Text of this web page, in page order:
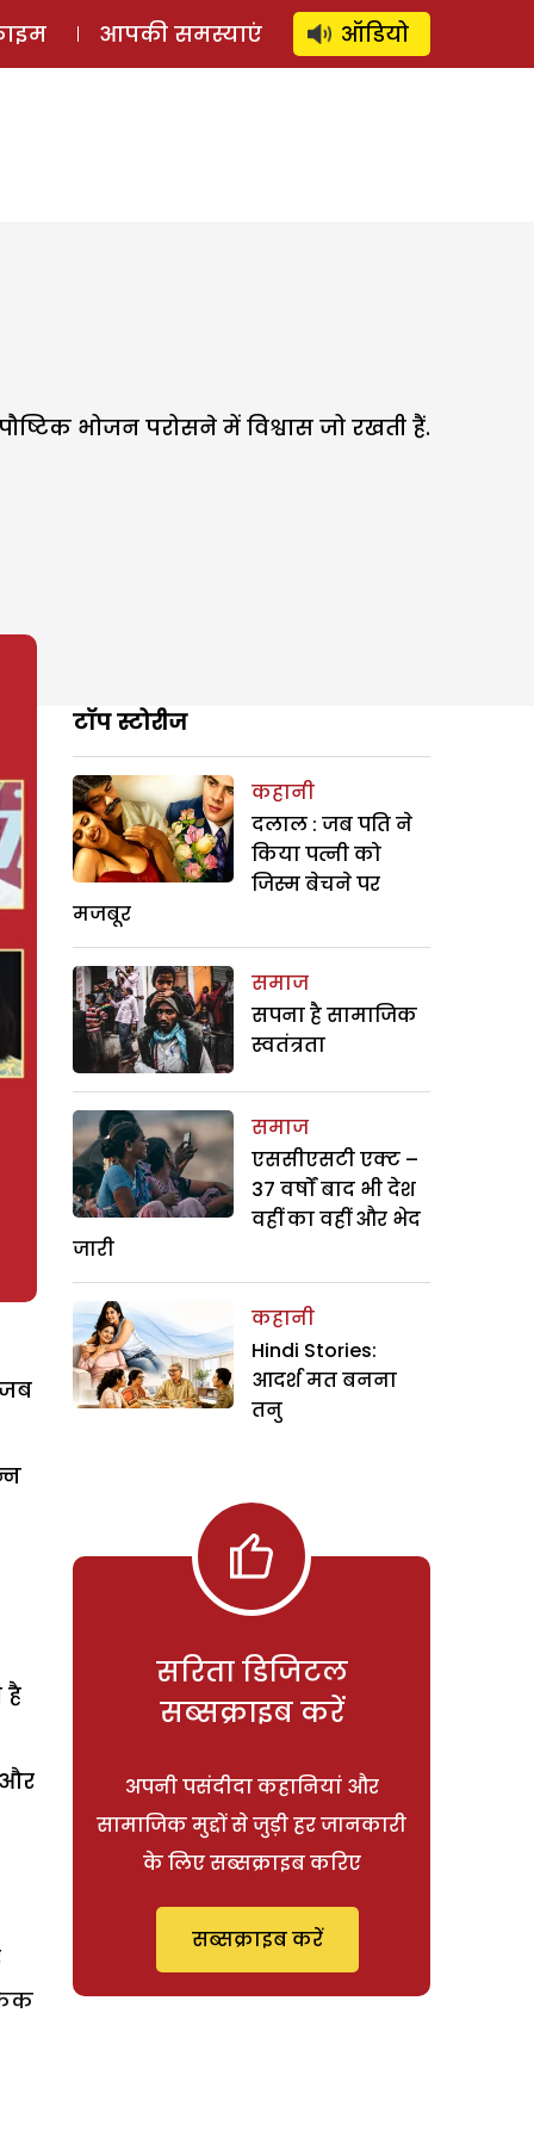
लॉग इन ⚲ SUBSCRIBE
आपकी समस्याएं ऑडियो
भोजन परोसने में विश्वास जो रखती हैं.
है
और
टॉप स्टोरीज
कहानी
दलाल : जब पति ने
किया पत्नी को
जिस्म बेचने पर
मजबूर
समाज
सपना है सामाजिक
स्वतंत्रता
समाज
एससीएसटी एक्ट –
37 वर्षों बाद भी देश
वहीं का वहीं और भेद
जारी
कहानी
Hindi Stories:
आदर्श मत बनना
तनु
सरिता डिजिटल
सब्सक्राइब करें
अपनी पसंदीदा कहानियां और
सामाजिक मुद्दों से जुड़ी हर जानकारी
के लिए सब्सक्राइब करिए
सब्सक्राइब करें